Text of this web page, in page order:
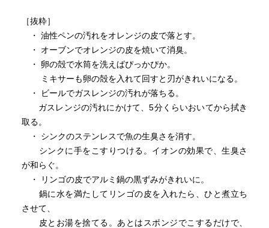
［抜粋］
・ 油性ペンの汚れをオレンジの皮で落とす。
・ オーブンでオレンジの皮を焼いて消臭。
・ 卵の殻で水筒を洗えばぴっかぴか。
ミキサーも卵の殻を入れて回すと刃がきれいになる。
・ ビールでガスレンジの汚れが落ちる。
ガスレンジの汚れにかけて、5分くらいおいてから拭き
取る。
・ シンクのステンレスで魚の生臭さを消す。
シンクに手をこすりつける。イオンの効果で、生臭さ
が和らぐ。
・ リンゴの皮でアルミ鍋の黒ずみがきれいに。
鍋に水を満たしてリンゴの皮を入れたら、ひと煮立ち
させて、
皮とお湯を捨てる。あとはスポンジでこするだけで、